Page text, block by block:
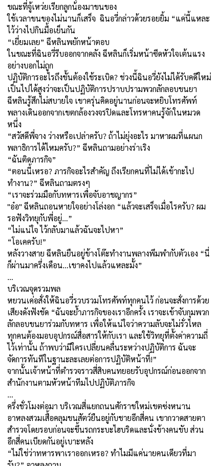
ขณะที่จู้เหว่ยเรียกลูกน้องมาขนของ
ใช้เวลาขนของไม่นานก็เสร็จ ฉินอวี่กล่าวด้วยรอยยิ้ม “แค่นี้แหละ
ไว้ว่างไปกินมื้อเย็นกัน
“เยี่ยมเลย” ฉีหลินพยักหน้าตอบ
ในขณะที่ฉินอวี่รีบออกจากคลัง ฉีหลินก็เริ่มหน้าซีดหัวใจเต้นแรง
อย่างบอกไม่ถูก
ปฏิบัติการอะไรถึงขั้นต้องใช้ระเบิด? ช่วงนี้ฉินอวี่ยังไม่ได้รับคดีใหม่
เป็นไปได้สูงว่าจะเป็นปฏิบัติการปราบปรามพวกลักลอบขนยา
ฉีหลินรู้สึกไม่สบายใจ เขาครุ่นคิดอยู่นานก่อนจะหยิบโทรศัพท์
พลางเดินออกจากเขตกล้องวงจรปิดและโทรหาคนรู้จักในหมวด
หนึ่ง
“สวัสดีพี่จาง ว่างหรือเปล่าครับ? ถ้าไม่ยุ่งอะไร มาหาผมที่แผนก
พลาธิการได้ไหมครับ?” ฉีหลินถามอย่างร่าเริง
“ฉันติดภารกิจ”
“ตอนนี้เหรอ? ภารกิจอะไรสำคัญ ถึงเรียกคนที่ไม่ได้เข้ากะไป
ทำงาน?” ฉีหลินถามตรงๆ
“เราจะร่วมมือกับทหารเพื่อจับอาชญากร”
"อ๋อ" ฉีหลินถอนหายใจอย่างโล่งอก “แล้วจะเสร็จเมื่อไรครับ? ผม
รอฟังวิทยุกับพี่อยู่…”
“ไม่แน่ใจ ไว้กลับมาแล้วฉันจะไปหา”
“โอเคครับ!”
หลังวางสาย ฉีหลินยืนอยู่ข้างโต๊ะทำงานพลางพึมพำกับตัวเอง “นี่
ก็ผ่านมาครึ่งเดือน...เขาคงไปแล้วแหละมั้ง”
…
บริเวณจุดรวมพล
หยวนเค่อสั่งให้ฉินอวี่รวบรวมโทรศัพท์ทุกคนไว้ ก่อนจะสั่งการด้วย
เสียงดังฟังชัด “ฉันจะย้ำภารกิจของเราอีกครั้ง เราจะเข้าจับกุมพวก
ลักลอบขนยาร่วมกับทหาร เพื่อให้แน่ใจว่าความลับจะไม่รั่วไหล
ทุกคนต้องมอบอุปกรณ์สื่อสารให้กับเรา และใช้วิทยุที่ตั้งค่าความถี่
ไว้เท่านั้น ถ้าพบว่ามีใครเปลี่ยนคลื่นระหว่างปฏิบัติการ ฉันจะ
จัดการทันทีในฐานะละเลยต่อการปฏิบัติหน้าที่!”
จากนั้นเจ้าหน้าที่ตำรวจราวสี่สิบคนทยอยรับอุปกรณ์ก่อนออกจาก
สำนักงานตามหัวหน้าทีมไปปฏิบัติภารกิจ
…
ครึ่งชั่วโมงต่อมา บริเวณสี่แยกถนนศักราชใหม่เขตซ่งหนาน
อาหลงสวมเสื้อคลุมขนสัตว์ยืนอยู่กับชายอีกสี่คน เขากวาดสายตา
สำรวจโดยรอบก่อนจะขึ้นรถกระบะไฮบริดและนั่งข้างคนขับ ส่วน
อีกสี่คนเบียดกันอยู่เบาะหลัง
“ไม่ใช่ว่าทหารพาเราออกเหรอ? ทำไมมีแค่นายคนเดียวที่มา